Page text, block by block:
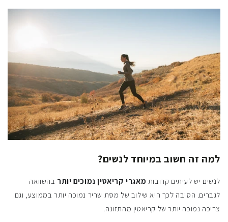
למה זה חשוב במיוחד לנשים?
לנשים יש לעיתים קרובות מאגרי קריאטין נמוכים יותר בהשוואה
לגברים. הסיבה לכך היא שילוב של מסת שריר נמוכה יותר בממוצע, וגם
צריכה נמוכה יותר של קריאטין מהתזונה.